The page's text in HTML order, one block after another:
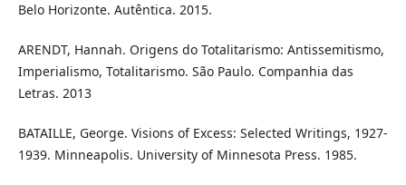
Belo Horizonte. Autêntica. 2015.
ARENDT, Hannah. Origens do Totalitarismo: Antissemitismo,
Imperialismo, Totalitarismo. São Paulo. Companhia das
Letras. 2013
BATAILLE, George. Visions of Excess: Selected Writings, 1927-
1939. Minneapolis. University of Minnesota Press. 1985.